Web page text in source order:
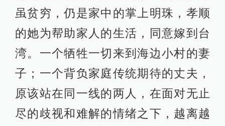
虽贫穷，仍是家中的掌上明珠，孝顺
的她为帮助家人的生活，同意嫁到台
湾。一个牺牲一切来到海边小村的妻
子；一个背负家庭传统期待的丈夫，
原该站在同一线的两人，在面对无止
尽的歧视和难解的情绪之下，越离越